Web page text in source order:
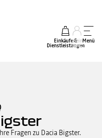
Einkäufe &
Dienstleistungen
mein
Konto
Menü
Fragen zu Dacia Bigster.